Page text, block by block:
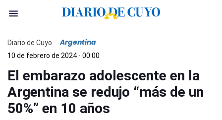
Diario de Cuyo Argentina
10 de febrero de 2024 - 00:00
El embarazo adolescente en la
Argentina se redujo “más de un
50%” en 10 años